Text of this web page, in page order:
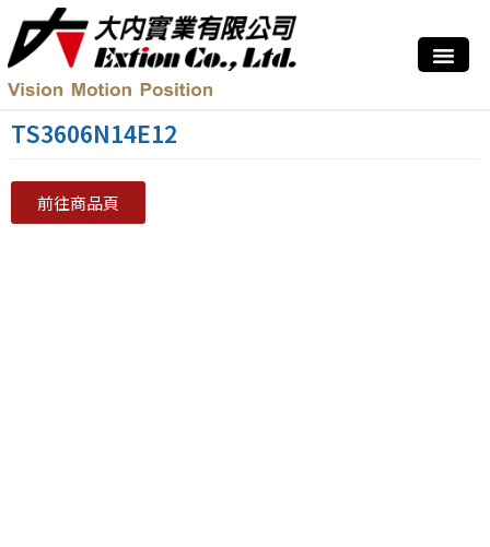
TS3606N14E12
前往商品頁